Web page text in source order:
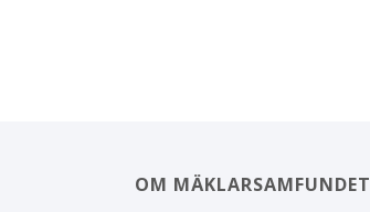
OM MÄKLARSAMFUNDET